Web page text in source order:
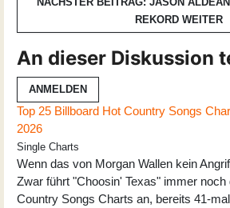
REKORD WEITER
An dieser Diskussion
ANMELDEN
Top 25 Billboard Hot Country Songs
2026
Single Charts
Wenn das von Morgan Wallen kein
Zwar führt "Choosin' Texas" immer noch
Country Songs Charts an, bereits 41-